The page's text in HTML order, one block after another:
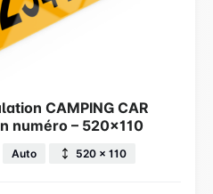
CAMPING CAR
numéro – 520×110
Auto 520 × 110